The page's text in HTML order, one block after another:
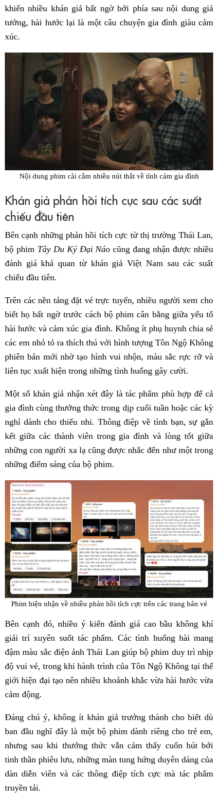
khiến nhiều khán giả bất ngờ bởi phía sau nội dung giả
tưởng, hài hước lại là một câu chuyện gia đình giàu cảm
xúc.
Nội dung phim cài cắm nhiều nút thắt về tình cảm gia đình
Khán giả phản hồi tích cực sau các suất
chiếu đầu tiên
Bên cạnh những phản hồi tích cực từ thị trường Thái Lan,
bộ phim Tây Du Ký Đại Náocũng đang nhận được nhiều
đánh giá khả quan từ khán giả Việt Nam sau các suất
chiếu đầu tiên.
Trên các nền tảng đặt vé trực tuyến, nhiều người xem cho
biết họ bất ngờ trước cách bộ phim cân bằng giữa yếu tố
hài hước và cảm xúc gia đình. Không ít phụ huynh chia sẻ
các em nhỏ tỏ ra thích thú với hình tượng Tôn Ngộ Không
phiên bản mới nhờ tạo hình vui nhộn, màu sắc rực rỡ và
liên tục xuất hiện trong những tình huống gây cười.
Một số khán giả nhận xét đây là tác phẩm phù hợp để cả
gia đình cùng thưởng thức trong dịp cuối tuần hoặc các kỳ
nghỉ dành cho thiếu nhi. Thông điệp về tình bạn, sự gắn
kết giữa các thành viên trong gia đình và lòng tốt giữa
những con người xa lạ cũng được nhắc đến như một trong
những điểm sáng của bộ phim.
Phim hiện nhận về nhiều phản hồi tích cực trên các trang bán vé
Bên cạnh đó, nhiều ý kiến đánh giá cao bầu không khí
giải trí xuyên suốt tác phẩm. Các tình huống hài mang
đậm màu sắc điện ảnh Thái Lan giúp bộ phim duy trì nhịp
độ vui vẻ, trong khi hành trình của Tôn Ngộ Không tại thế
giới hiện đại tạo nên nhiều khoảnh khắc vừa hài hước vừa
cảm động.
Đáng chú ý, không ít khán giả trưởng thành cho biết dù
ban đầu nghĩ đây là một bộ phim dành riêng cho trẻ em,
nhưng sau khi thưởng thức vẫn cảm thấy cuốn hút bởi
tinh thần phiêu lưu, những màn tung hứng duyên dáng của
dàn diễn viên và các thông điệp tích cực mà tác phẩm
truyền tải.